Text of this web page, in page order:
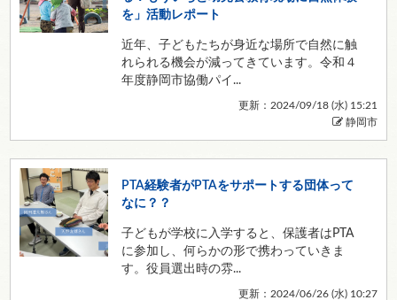
を」活動レポート
近年、子どもたちが身近な場所で自然に触
れられる機会が減ってきています。令和４
年度静岡市協働パイ...
更新：2024/09/18 (水) 15:21
静岡市
PTA経験者がPTAをサポートする団体って
なに？？
子どもが学校に入学すると、保護者はPTA
に参加し、何らかの形で携わっていきま
す。役員選出時の雰...
更新：2024/06/26 (水) 10:27